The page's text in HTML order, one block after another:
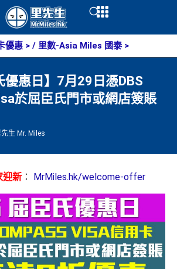
Open
優惠 > / 里數-Asia Miles 國泰>
優惠日】7月29日憑DBS
於屈臣氏門市或網店簽賬
先生 Mr. Miles
迎新： MrMiles.hk/welcome-offer